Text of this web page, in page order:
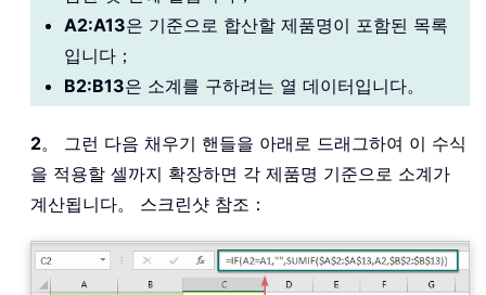
A2:A13은 기준으로 합산할 제품명이 포함된 목록
입니다；
B2:B13은 소계를 구하려는 열 데이터입니다。
2。 그런 다음 채우기 핸들을 아래로 드래그하여 이 수식
을 적용할 셀까지 확장하면 각 제품명 기준으로 소계가
계산됩니다。 스크린샷 참조：